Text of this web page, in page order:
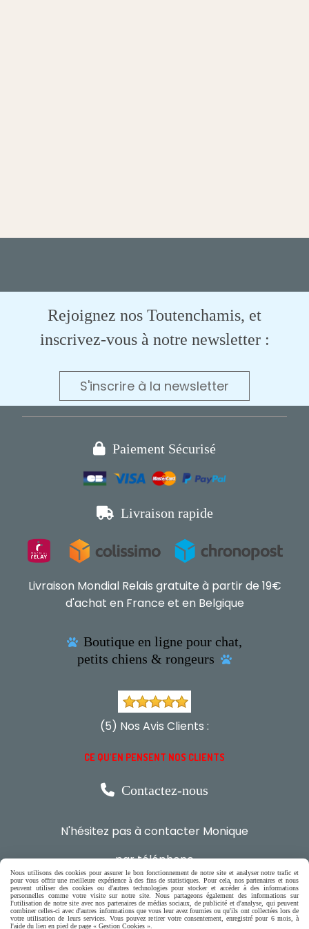
Rejoignez nos Toutenchamis, et
inscrivez-vous à notre newsletter :
S'inscrire à la newsletter
 Paiement Sécurisé
 Livraison rapide
Livraison Mondial Relais gratuite à partir de 19€
d'achat en France et en Belgique
 Boutique en ligne pour chat,
petits chiens & rongeurs

(5) Nos Avis Clients :
CE QU'EN PENSENT NOS CLIENTS
 Contactez-nous
N'hésitez pas à contacter Monique
par téléphone
0618321265
ou par message
Nous utilisons des cookies pour assurer le bon fonctionnement de notre site et analyser notre trafic et
pour vous offrir une meilleure expérience à des fins de statistiques. Pour cela, nos partenaires et nous
peuvent utiliser des cookies ou d'autres technologies pour stocker et accéder à des informations
personnelles comme votre visite sur notre site. Nous partageons également des informations sur
l'utilisation de notre site avec nos partenaires de médias sociaux, de publicité et d'analyse, qui peuvent
combiner celles-ci avec d'autres informations que vous leur avez fournies ou qu'ils ont collectées lors de
votre utilisation de leurs services. Vous pouvez retirer votre consentement, enregistré pour 6 mois, à
l'aide du lien en pied de page « Gestion Cookies ».